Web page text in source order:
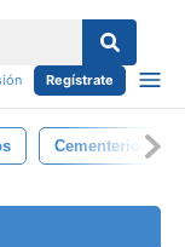
Regístrate
Cementerio